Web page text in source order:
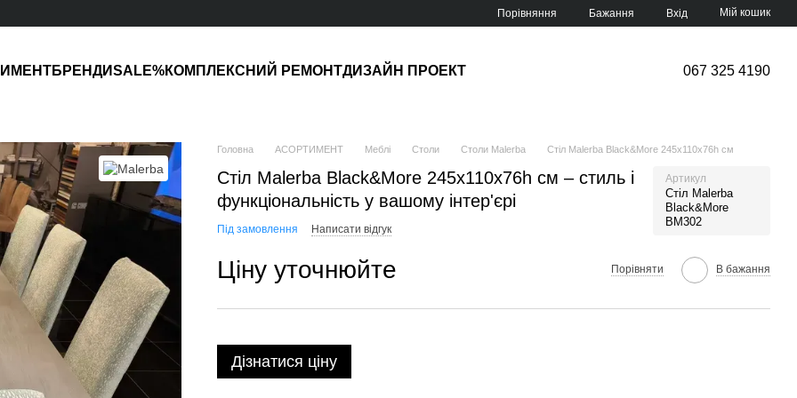
Порівняння Бажання Вхід Мій кошик
БРЕНДИSALE%КОМПЛЕКСНИЙ РЕМОНТДИЗАЙН ПРОЕКТ 067 325 4190
Головна АСОРТИМЕНТ Меблі Столи Столи Malerba Стіл Malerba Black&More 245х110х76h см
Стіл Malerba Black&More 245х110х76h см – стиль і
функціональність у вашому інтер'єрі
Артикул
Стіл Malerba
Black&More
BM302
Під замовлення Написати відгук
Ціну уточнюйте Порівняти В бажання
Дізнатися ціну